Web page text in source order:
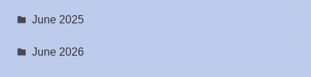
June 2025
June 2026